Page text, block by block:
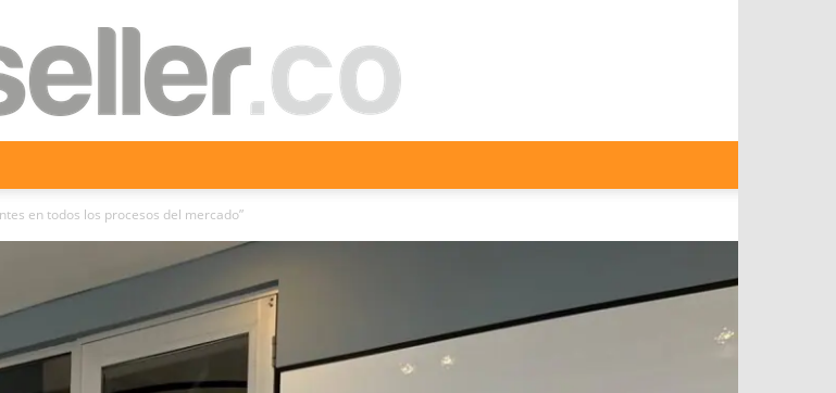
ITseller
Colombia
en todos los procesos del mercado”